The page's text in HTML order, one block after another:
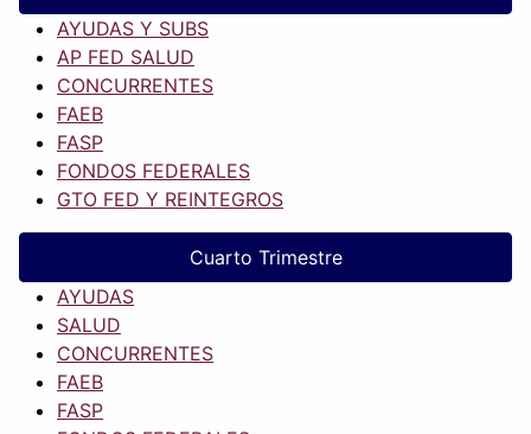
AYUDAS Y SUBS
AP FED SALUD
CONCURRENTES
FAEB
FASP
FONDOS FEDERALES
GTO FED Y REINTEGROS
Cuarto Trimestre
AYUDAS
SALUD
CONCURRENTES
FAEB
FASP